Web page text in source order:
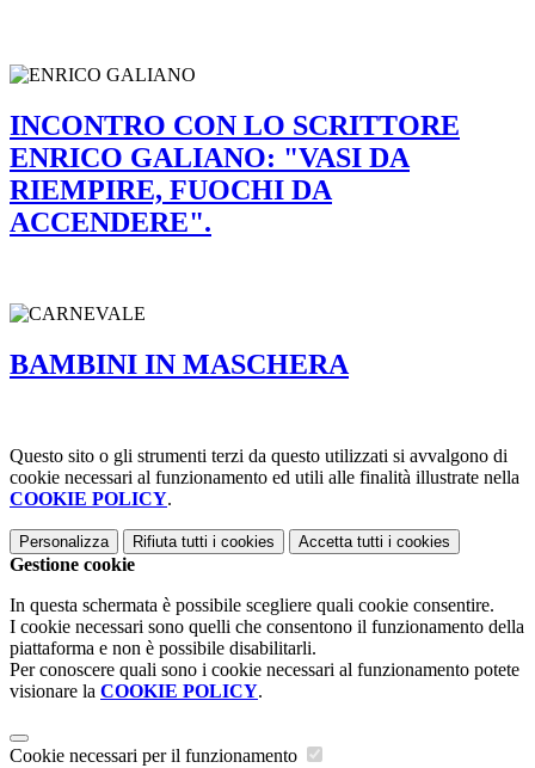
INCONTRO CON LO SCRITTORE
ENRICO GALIANO: "VASI DA
RIEMPIRE, FUOCHI DA
ACCENDERE".
BAMBINI IN MASCHERA
Questo sito o gli strumenti terzi da questo utilizzati si avvalgono di
cookie necessari al funzionamento ed utili alle finalità illustrate nella
COOKIE POLICY.
Personalizza Rifiuta tutti i cookies Accetta tutti i cookies
Gestione cookie
In questa schermata è possibile scegliere quali cookie consentire.
I cookie necessari sono quelli che consentono il funzionamento della
piattaforma e non è possibile disabilitarli.
Per conoscere quali sono i cookie necessari al funzionamento potete
visionare la COOKIE POLICY.
Cookie necessari per il funzionamento